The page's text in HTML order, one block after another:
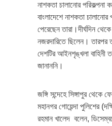
নাশকতা চালানোর পরিকল্পনা
বাংলাদেশে নাশকতা
পেরেছেন তারা।দীর্ঘদিন থেকে
নজরদারিতে ছিলেন। তারপর
দেশটির আইনশৃঙ্খলা বাহিনী
জানাননি।
জঙ্গি সন্দেহে সিঙ্গাপুর থেকে
মহানগর গোয়েন্দা পুলিশের
রহমান খালেদ বলেন,